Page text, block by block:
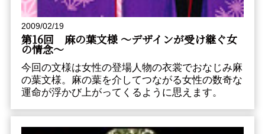
2009/02/19
第16回 麻の葉文様 〜デザインが受け継ぐ女
の情念〜
今回の文様は女性の登場人物の衣裳でおなじみ麻
の葉文様。麻の葉を介してつながる女性の数奇な
運命が浮かび上がってくるように思えます。